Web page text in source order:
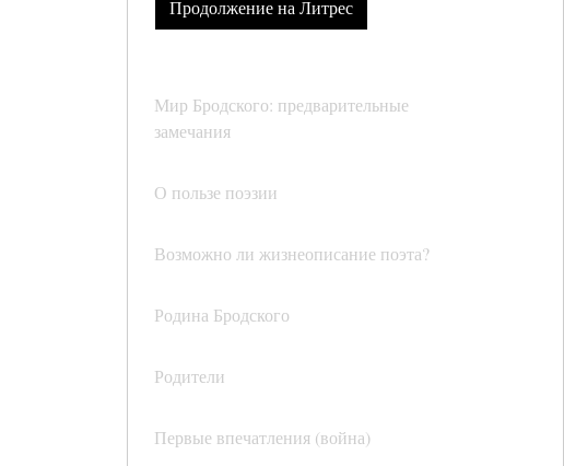
Продолжение на Литрес
Мир Бродского: предварительные
замечания
О пользе поэзии
Возможно ли жизнеописание поэта?
Родина Бродского
Родители
Первые впечатления (война)